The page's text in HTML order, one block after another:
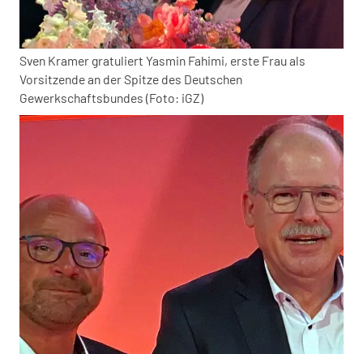
Sven Kramer gratuliert Yasmin Fahimi, erste Frau als
Vorsitzende an der Spitze des Deutschen
Gewerkschaftsbundes (Foto: iGZ)